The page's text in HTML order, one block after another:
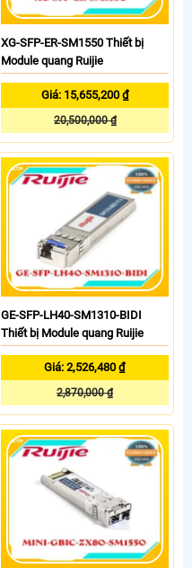
XG-SFP-ER-SM1550 Thiết bị
Module quang Ruijie
Giá: 15,655,200 ₫
20,500,000 ₫
GE-SFP-LH40-SM1310-BIDI
Thiết bị Module quang Ruijie
Giá: 2,526,480 ₫
2,870,000 ₫